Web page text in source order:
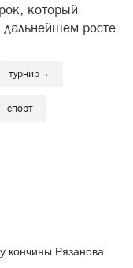
который
росте.
турнир
спорт
кончины Рязанова